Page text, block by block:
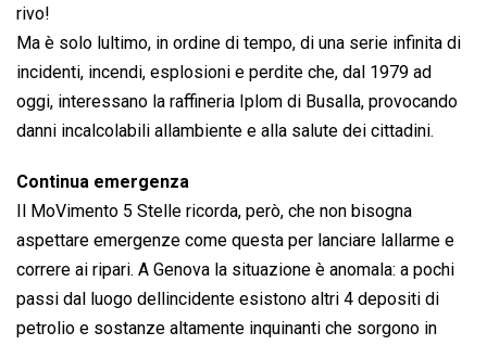
rivo!
Ma è solo lultimo, in ordine di tempo, di una serie infinita di
incidenti, incendi, esplosioni e perdite che, dal 1979 ad
oggi, interessano la raffineria Iplom di Busalla, provocando
danni incalcolabili allambiente e alla salute dei cittadini.
Continua emergenza
Il MoVimento 5 Stelle ricorda, però, che non bisogna
aspettare emergenze come questa per lanciare lallarme e
correre ai ripari. A Genova la situazione è anomala: a pochi
passi dal luogo dellincidente esistono altri 4 depositi di
petrolio e sostanze altamente inquinanti che sorgono in